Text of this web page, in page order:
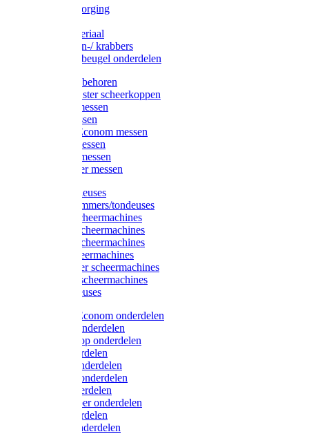
Klauwverzorging
Injectiemateriaal
Hoefmessen-/ krabbers
Hoefbekapbeugel onderdelen
Messen toebehoren
Moser & Oster scheerkoppen
Hauptner messen
Liscop messen
Aesculap/Econom messen
Heiniger messen
Constanta messen
FarmClipper messen
Moser tondeuses
Overige trimmers/tondeuses
Heiniger scheermachines
Hauptner scheermachines
Aesculap scheermachines
Liscop scheermachines
FarmClipper scheermachines
Constanta scheermachines
Wahl tondeuses
Aesculap/Econom onderdelen
Hauptner onderdelen
Lister/Liscop onderdelen
Eider onderdelen
Heiniger onderdelen
Constanta onderdelen
Moser onderdelen
Farm Clipper onderdelen
Oster onderdelen
TailWell onderdelen